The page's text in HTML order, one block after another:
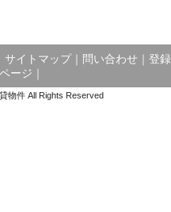
サイトマップ｜ 問い合わせ
登録
ージ
物件 All Rights Reserved